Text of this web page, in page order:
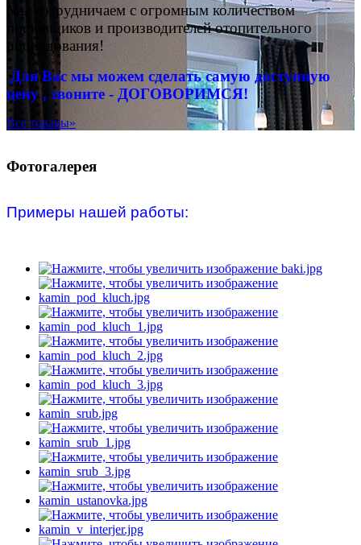
Мы сотрудничаем с огромным количеством
поставщиков и производителей отопительного
оборудования!
Для Вас мы можем сделать самую доступную
цену , звоните - ДОГОВОРИМСЯ!
Все товары»
Фотогалерея
Примеры нашей работы: